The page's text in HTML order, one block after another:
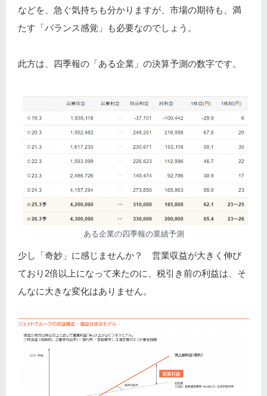
などを、急ぐ気持ちも分かりますが、市場の期待も、満
たす「バランス感覚」も必要なのでしょう。
此方は、四季報の「ある企業」の決算予測の数字です。
ある企業の四季報の業績予測
少し「奇妙」に感じませんか？ 営業収益が大きく伸び
ており2倍以上になって来たのに、税引き前の利益は、そ
んなに大きな変化はありません。